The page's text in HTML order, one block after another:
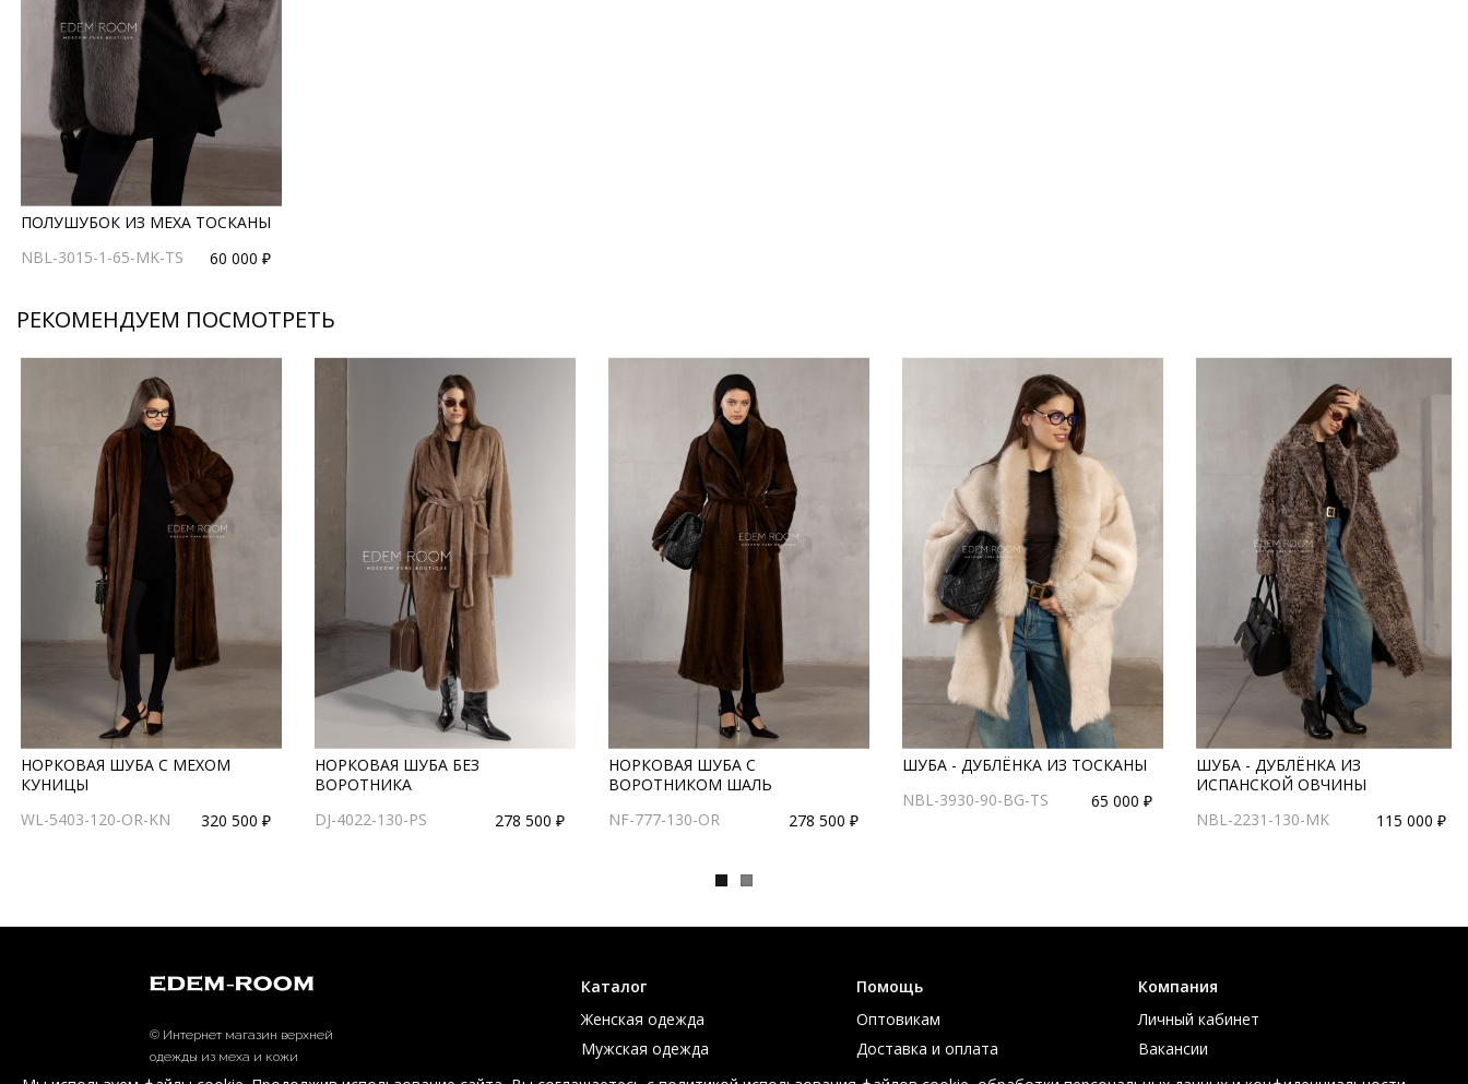
ПОЛУШУБОК ИЗ МЕХА ТОСКАНЫ
NBL-3015-1-65-MK-TS
60 000 ₽
РЕКОМЕНДУЕМ ПОСМОТРЕТЬ
НОРКОВАЯ ШУБА С МЕХОМ
КУНИЦЫ
WL-5403-120-OR-KN
320 500 ₽
НОРКОВАЯ ШУБА БЕЗ
ВОРОТНИКА
DJ-4022-130-PS
278 500 ₽
НОРКОВАЯ ШУБА С
ВОРОТНИКОМ ШАЛЬ
NF-777-130-OR
278 500 ₽
ШУБА - ДУБЛЁНКА ИЗ ТОСКАНЫ
NBL-3930-90-BG-TS
65 000 ₽
ШУБА - ДУБЛЁНКА ИЗ
ИСПАНСКОЙ ОВЧИНЫ
NBL-2231-130-MK
115 000 ₽
© Интернет магазин верхней
одежды из меха и кожи
EDEM-ROOM 2011-2026
Каталог
Женская одежда
Мужская одежда
Большие размеры
Помощь
Оптовикам
Доставка и оплата
Таблица размеров
Компания
Личный кабинет
Вакансии
Контакты